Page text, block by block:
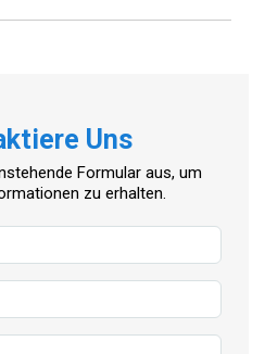
Uns
Formular aus, um
zu erhalten.